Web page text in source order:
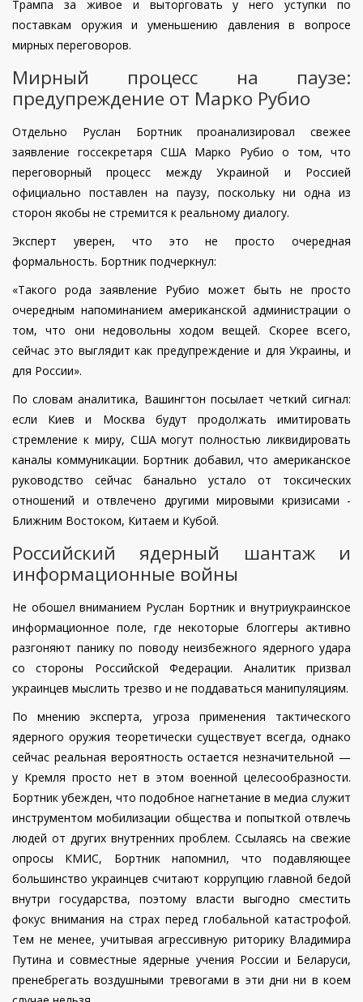
Трампа за живое и выторговать у него уступки по
поставкам оружия и уменьшению давления в вопросе
мирных переговоров.
Мирный процесс на паузе:
предупреждение от Марко Рубио
Отдельно Руслан Бортник проанализировал свежее
заявление госсекретаря США Марко Рубио о том, что
переговорный процесс между Украиной и Россией
официально поставлен на паузу, поскольку ни одна из
сторон якобы не стремится к реальному диалогу.
Эксперт уверен, что это не просто очередная
формальность. Бортник подчеркнул:
«Такого рода заявление Рубио может быть не просто
очередным напоминанием американской администрации о
том, что они недовольны ходом вещей. Скорее всего,
сейчас это выглядит как предупреждение и для Украины, и
для России».
По словам аналитика, Вашингтон посылает четкий сигнал:
если Киев и Москва будут продолжать имитировать
стремление к миру, США могут полностью ликвидировать
каналы коммуникации. Бортник добавил, что американское
руководство сейчас банально устало от токсических
отношений и отвлечено другими мировыми кризисами -
Ближним Востоком, Китаем и Кубой.
Российский ядерный шантаж и
информационные войны
Не обошел вниманием Руслан Бортник и внутриукраинское
информационное поле, где некоторые блоггеры активно
разгоняют панику по поводу неизбежного ядерного удара
со стороны Российской Федерации. Аналитик призвал
украинцев мыслить трезво и не поддаваться манипуляциям.
По мнению эксперта, угроза применения тактического
ядерного оружия теоретически существует всегда, однако
сейчас реальная вероятность остается незначительной —
у Кремля просто нет в этом военной целесообразности.
Бортник убежден, что подобное нагнетание в медиа служит
инструментом мобилизации общества и попыткой отвлечь
людей от других внутренних проблем. Ссылаясь на свежие
опросы КМИС, Бортник напомнил, что подавляющее
большинство украинцев считают коррупцию главной бедой
внутри государства, поэтому власти выгодно сместить
фокус внимания на страх перед глобальной катастрофой.
Тем не менее, учитывая агрессивную риторику Владимира
Путина и совместные ядерные учения России и Беларуси,
пренебрегать воздушными тревогами в эти дни ни в коем